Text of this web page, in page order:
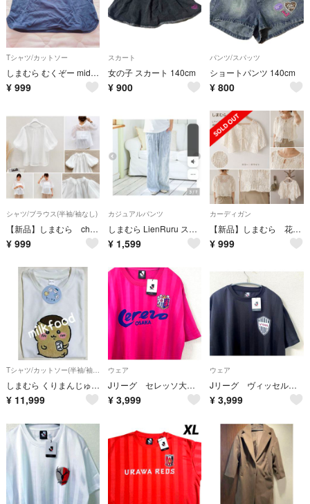
Tシャツ/カットソー
しまむら むくぞー midmile Tシャツ 120cm
¥ 999
スカート
女の子 スカート 140cm
¥ 900
パンツ/スパッツ
ショートパンツ 140cm
¥ 800
シャツ/ブラウス(半袖/袖なし)
【新品】しまむら chico シアー ブラウス ボリューム袖 ホワイト Lサイズ
¥ 999
カジュアルパンツ
しまむら LienRuru ストライプ イージーパンツ
¥ 1,599
カーディガン
【新品】しまむら 花柄 ジャガード 五分丈 カーディガン ボレロ ホワイト L
¥ 999
Tシャツ/カットソー(半袖/袖なし)
しまむら くりまんじゅう Tシャツ メンズ ちいかわ ハチワレ 栗 アベイル 酒
¥ 11,999
ウェア
Jリーグ セレッソ大阪 Tシャツ メッシュ XL ピンク 新品
¥ 3,999
ウェア
Jリーグ ヴィッセル神戸 Tシャツ メッシュ XL ブラック 新品
¥ 3,999